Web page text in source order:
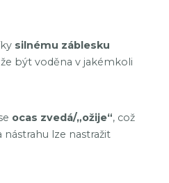
silnému záblesku
být voděna v jakémkoli
ocas zvedá/„ožije“, což
lze nastražit